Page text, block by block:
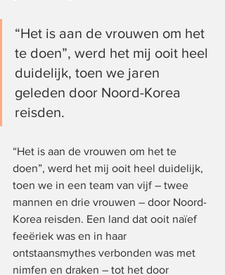
“Het is aan de vrouwen om het
te doen”, werd het mij ooit heel
duidelijk, toen we jaren
geleden door Noord-Korea
reisden.
“Het is aan de vrouwen om het te
doen”, werd het mij ooit heel duidelijk,
toen we in een team van vijf – twee
mannen en drie vrouwen – door Noord-
Korea reisden. Een land dat ooit naïef
feeëriek was en in haar
ontstaansmythes verbonden was met
nimfen en draken – tot het door